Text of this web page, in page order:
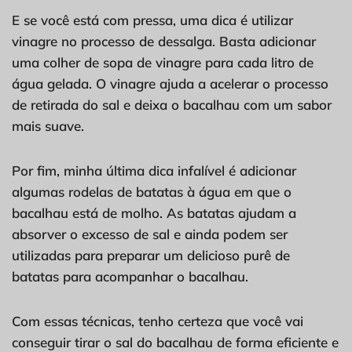
E se você está com pressa, uma dica é utilizar
vinagre no processo de dessalga. Basta adicionar
uma colher de sopa de vinagre para cada litro de
água gelada. O vinagre ajuda a acelerar o processo
de retirada do sal e deixa o bacalhau com um sabor
mais suave.
Por fim, minha última dica infalível é adicionar
algumas rodelas de batatas à água em que o
bacalhau está de molho. As batatas ajudam a
absorver o excesso de sal e ainda podem ser
utilizadas para preparar um delicioso purê de
batatas para acompanhar o bacalhau.
Com essas técnicas, tenho certeza que você vai
conseguir tirar o sal do bacalhau de forma eficiente e